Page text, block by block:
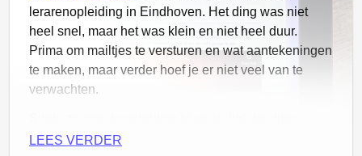
lerarenopleiding in Eindhoven. Het ding was niet
heel snel, maar het was klein en niet heel duur.
Prima om mailtjes te versturen en wat aantekeningen
te maken, maar verder hoef je er niet veel van te
verwachten.
eigenlijk te verstoffen in de kast. Ik heb ooit nog
LEES VERDER